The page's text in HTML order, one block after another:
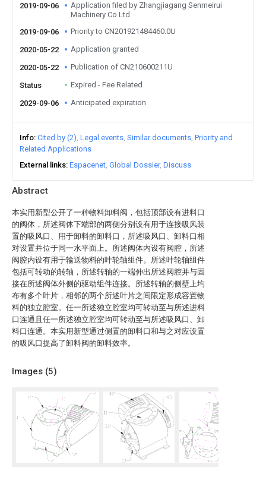
Abstract
本实用新型公开了一种物料卸料阀，包括顶部设有进料口
的阀体，所述阀体下端部的两侧分别设有用于连接吸风装
置的吸风口、用于卸料的卸料口，所述吸风口、卸料口相
对设置并位于同一水平面上。所述阀体内设有阀腔，所述
阀腔内设有用于输送物料的叶轮轴组件。所述叶轮轴组件
包括可转动的转轴，所述转轴的一端伸出所述阀腔并与固
接在所述阀体外侧的驱动组件连接。所述转轴的侧壁上均
布有多个叶片，相邻的两个所述叶片之间限定形成容置物
料的独立腔室。任一所述独立腔室均可转动至与所述进料
口连通且任一所述独立腔室均可转动至与所述吸风口、卸
料口连通。本实用新型通过侧置的卸料口和与之对应设置
的吸风口提高了卸料阀的卸料效率。
Images (5)
2019-09-06
Application filed by Zhangjiagang Senmeirui
Machinery Co Ltd
2019-09-06
Priority to CN201921484460.0U
2020-05-22 Application granted
2020-05-22 Publication of CN210600211U
Status Expired - Fee Related
2029-09-06 Anticipated expiration
Info Cited by (2) Legal events Similar documents Priority and
Related Applications
External links Espacenet Global Dossier Discuss